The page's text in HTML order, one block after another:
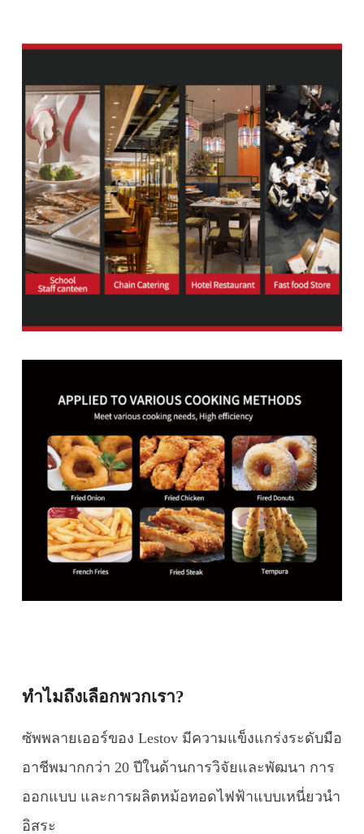
ทำไมถึงเลือกพวกเรา?
ซัพพลายเออร์ของ Lestov มีความแข็งแกร่งระดับมือ
อาชีพมากกว่า 20 ปีในด้านการวิจัยและพัฒนา การ
ออกแบบ และการผลิตหม้อทอดไฟฟ้าแบบเหนี่ยวนำ
อิสระ